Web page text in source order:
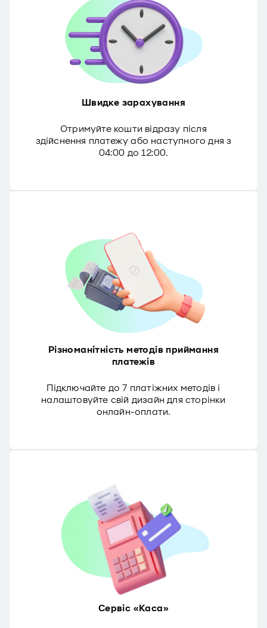
Швидке зарахування
Отримуйте кошти відразу після
здійснення платежу або наступного дня з
04:00 до 12:00.
Різноманітність методів приймання
платежів
Підключайте до 7 платіжних методів і
налаштовуйте свій дизайн для сторінки
онлайн-оплати.
Сервіс «Каса»